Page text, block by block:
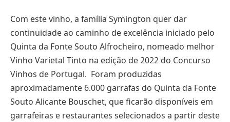
Com este vinho, a família Symington quer dar
continuidade ao caminho de excelência iniciado pelo
Quinta da Fonte Souto Alfrocheiro, nomeado melhor
Vinho Varietal Tinto na edição de 2022 do Concurso
Vinhos de Portugal. Foram produzidas
aproximadamente 6.000 garrafas do Quinta da Fonte
Souto Alicante Bouschet, que ficarão disponíveis em
garrafeiras e restaurantes selecionados a partir deste